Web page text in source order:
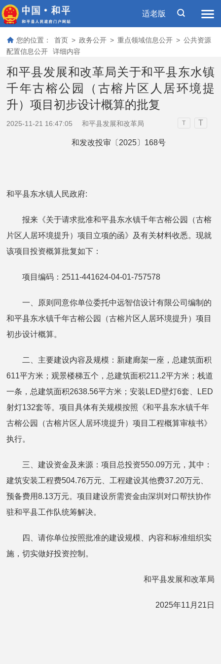
适老版
您的位置： 首页 > 政务公开 > 重点领域信息公开 > 公共资源
配置信息公开
详细内容
和平县发展和改革局关于和平县东水镇
千年古榕公园（古榕片区人居环境提
升）项目初步设计概算的批复
2025-11-21 16:47:05 和平县发展和改革局 T T
和发改投审〔2025〕168号
和平县东水镇人民政府:
报来《关于请求批准和平县东水镇千年古榕公园（古榕
片区人居环境提升）项目立项的函》及有关材料收悉。现就
该项目投资概算批复如下：
项目编码：2511-441624-04-01-757578
一、原则同意你单位委托中远智信设计有限公司编制的
和平县东水镇千年古榕公园（古榕片区人居环境提升）项目
初步设计概算。
二、主要建设内容及规模：新建廊架一座，总建筑面积
611平方米；观景楼梯五个，总建筑面积211.2平方米；栈道
一条，总建筑面积2638.56平方米；安装LED壁灯6套、LED
射灯132套等。项目具体有关规模按照《和平县东水镇千年
古榕公园（古榕片区人居环境提升）项目工程概算审核书》
执行。
三、建设资金及来源：项目总投资550.09万元，其中：
建筑安装工程费504.76万元、工程建设其他费37.20万元、
预备费用8.13万元。项目建设所需资金由深圳对口帮扶协作
驻和平县工作队统筹解决。
四、请你单位按照批准的建设规模、内容和标准组织实
施，切实做好投资控制。
和平县发展和改革局
2025年11月21日